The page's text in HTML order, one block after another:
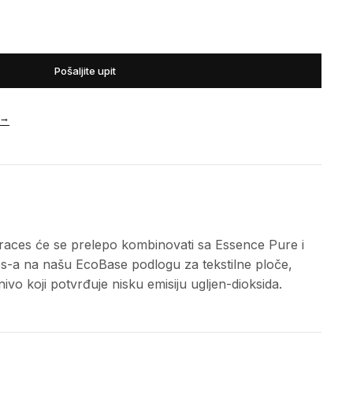
Pošaljite upit
će se prelepo kombinovati sa Essence Pure i
a na našu EcoBase podlogu za tekstilne ploče,
koji potvrđuje nisku emisiju ugljen-dioksida.